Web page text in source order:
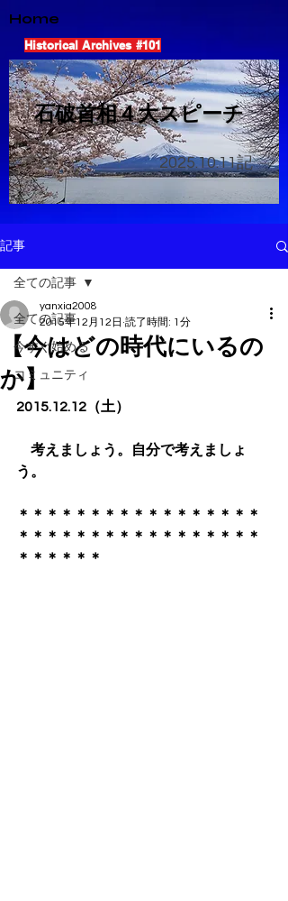
Home
Historical Archives #101
​石破首相４大スピーチ
2025.10.11記
記事
全ての記事
今すぐ始める
コミュニティ
全ての記事
【今はどの時代にいるの
か】
yanxia2008
2015年12月12日 読了時間: 1分
2015.12.12（土）
考えましょう。自分で考えましょ
う。
​＊＊＊＊＊＊＊＊＊＊＊＊＊＊＊＊＊
＊＊＊＊＊＊＊＊＊＊＊＊＊＊＊＊＊
＊＊＊＊＊＊